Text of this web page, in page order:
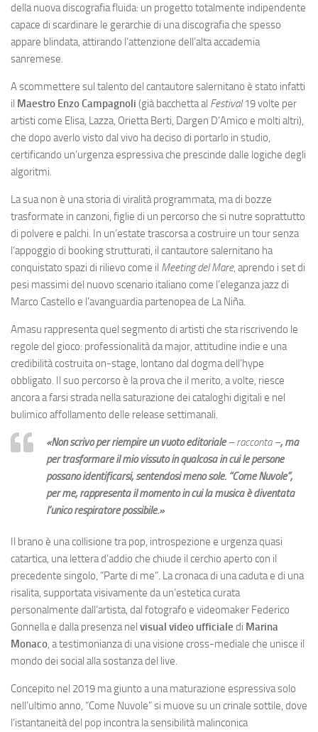
della nuova discografia fluida: un progetto totalmente indipendente
capace di scardinare le gerarchie di una discografia che spesso
appare blindata, attirando l’attenzione dell’alta accademia
sanremese.
A scommettere sul talento del cantautore salernitano è stato infatti
il Maestro Enzo Campagnoli (già bacchetta al Festival19 volte per
artisti come Elisa, Lazza, Orietta Berti, Dargen D’Amico e molti altri),
che dopo averlo visto dal vivo ha deciso di portarlo in studio,
certificando un’urgenza espressiva che prescinde dalle logiche degli
algoritmi.
La sua non è una storia di viralità programmata, ma di bozze
trasformate in canzoni, figlie di un percorso che si nutre soprattutto
di polvere e palchi. In un’estate trascorsa a costruire un tour senza
l’appoggio di booking strutturati, il cantautore salernitano ha
conquistato spazi di rilievo come il Meeting del Mare, aprendo i set di
pesi massimi del nuovo scenario italiano come l’eleganza jazz di
Marco Castello e l’avanguardia partenopea de La Niña.
Amasu rappresenta quel segmento di artisti che sta riscrivendo le
regole del gioco: professionalità da major, attitudine indie e una
credibilità costruita on-stage, lontano dal dogma dell’hype
obbligato. Il suo percorso è la prova che il merito, a volte, riesce
ancora a farsi strada nella saturazione dei cataloghi digitali e nel
bulimico affollamento delle release settimanali.
«Non scrivo per riempire un vuoto editoriale– racconta –, ma
per trasformare il mio vissuto in qualcosa in cui le persone
possano identificarsi, sentendosi meno sole. “Come Nuvole”,
per me, rappresenta il momento in cui la musica è diventata
l’unico respiratore possibile.»
Il brano è una collisione tra pop, introspezione e urgenza quasi
catartica, una lettera d’addio che chiude il cerchio aperto con il
precedente singolo, “Parte di me”. La cronaca di una caduta e di una
risalita, supportata visivamente da un’estetica curata
personalmente dall’artista, dal fotografo e videomaker Federico
Gonnella e dalla presenza nel visual video ufficiale di Marina
Monaco, a testimonianza di una visione cross-mediale che unisce il
mondo dei social alla sostanza del live.
Concepito nel 2019 ma giunto a una maturazione espressiva solo
nell’ultimo anno, “Come Nuvole” si muove su un crinale sottile, dove
l’istantaneità del pop incontra la sensibilità malinconica